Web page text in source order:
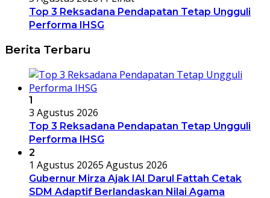
Top 3 Reksadana Pendapatan Tetap Ungguli
Performa IHSG
Berita Terbaru
1
3 Agustus 2026
Top 3 Reksadana Pendapatan Tetap Ungguli
Performa IHSG
2
1 Agustus 20265 Agustus 2026
Gubernur Mirza Ajak IAI Darul Fattah Cetak
SDM Adaptif Berlandaskan Nilai Agama